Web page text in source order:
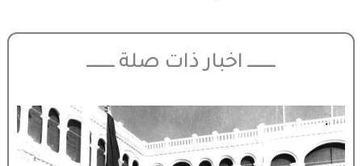
ـــــــــــ اخبار ذات صلة ـــــــــــ